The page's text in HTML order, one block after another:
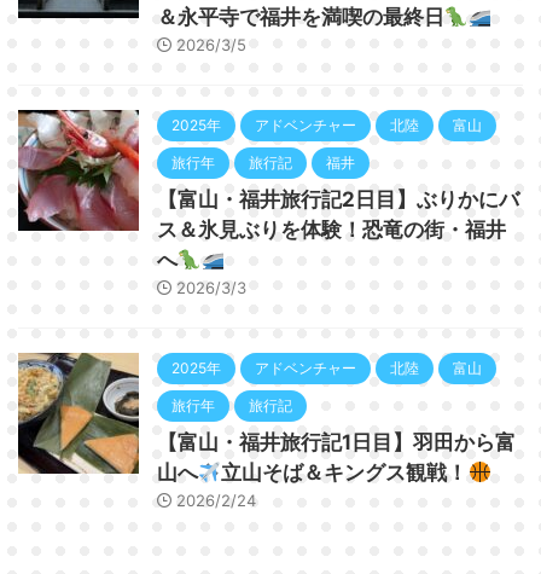
＆永平寺で福井を満喫の最終日
2026/3/5
2025年 アドベンチャー 北陸 富山
旅行年 旅行記 福井
【富山・福井旅行記2日目】ぶりかにバ
ス＆氷見ぶりを体験！恐竜の街・福井
へ
2026/3/3
2025年 アドベンチャー 北陸 富山
旅行年 旅行記
【富山・福井旅行記1日目】羽田から富
山へ
立山そば＆キングス観戦！
2026/2/24